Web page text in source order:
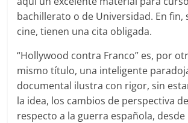
bachillerato o de Universidad. En fin,
cine, tienen una cita obligada.
“Hollywood contra Franco” es, por
mismo título, una inteligente
documental ilustra con rigor, sin
la idea, los cambios de perspectiva
respecto a la guerra española, desde